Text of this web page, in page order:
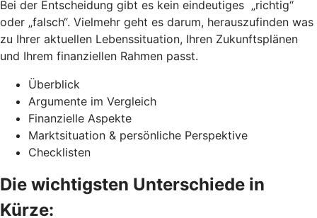
Bei der Entscheidung gibt es kein eindeutiges „richtig“
oder „falsch“. Vielmehr geht es darum, herauszufinden was
zu Ihrer aktuellen Lebenssituation, Ihren Zukunftsplänen
und Ihrem finanziellen Rahmen passt.
Überblick
Argumente im Vergleich
Finanzielle Aspekte
Marktsituation & persönliche Perspektive
Checklisten
Die wichtigsten Unterschiede in
Kürze: